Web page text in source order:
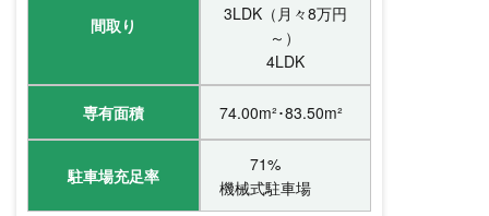
間取り
3LDK（月々8万円
～）
4LDK
専有面積 74.00m²･83.50m²
駐車場充足率
71%
機械式駐車場